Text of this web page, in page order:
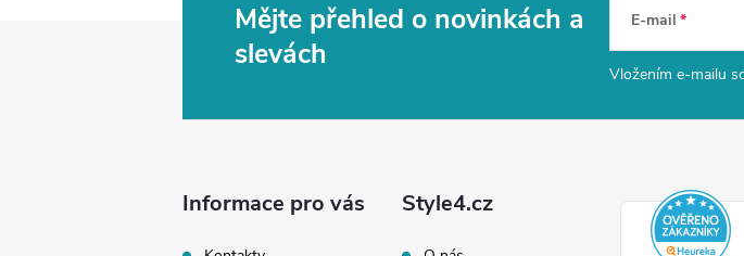
Mějte přehled o novinkách a
slevách
E-mail
Vložením e-mailu
Informace pro vás Style4.cz